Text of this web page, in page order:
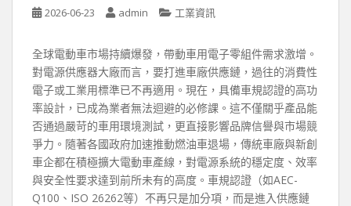
2026-06-23 admin 工業資訊
全球電動車市場持續爆發，帶動車用電子零組件需求激增。
對電源供應器大廠而言，要打進車廠供應鏈，過往的消費性
電子或工業用標準已不再適用。現在，具備車規認證的高功
率設計，已成為業者無法迴避的必修課。這不僅關乎產品能
否通過嚴苛的車用環境測試，更直接影響品牌信譽與市場競
爭力。隨著各國政府加速推動燃油車退場，傳統車廠與新創
車企都在積極擴大電動車產線，對電源系統的穩定度、效率
與安全性要求達到前所未有的高度。車規認證（如AEC-
Q100、ISO 26262等）不再只是加分項，而是進入供應鏈